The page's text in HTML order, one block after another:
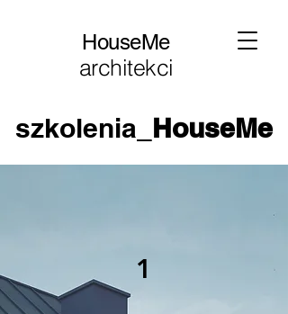
HouseMe
architekci
szkolenia_ HouseMe
1